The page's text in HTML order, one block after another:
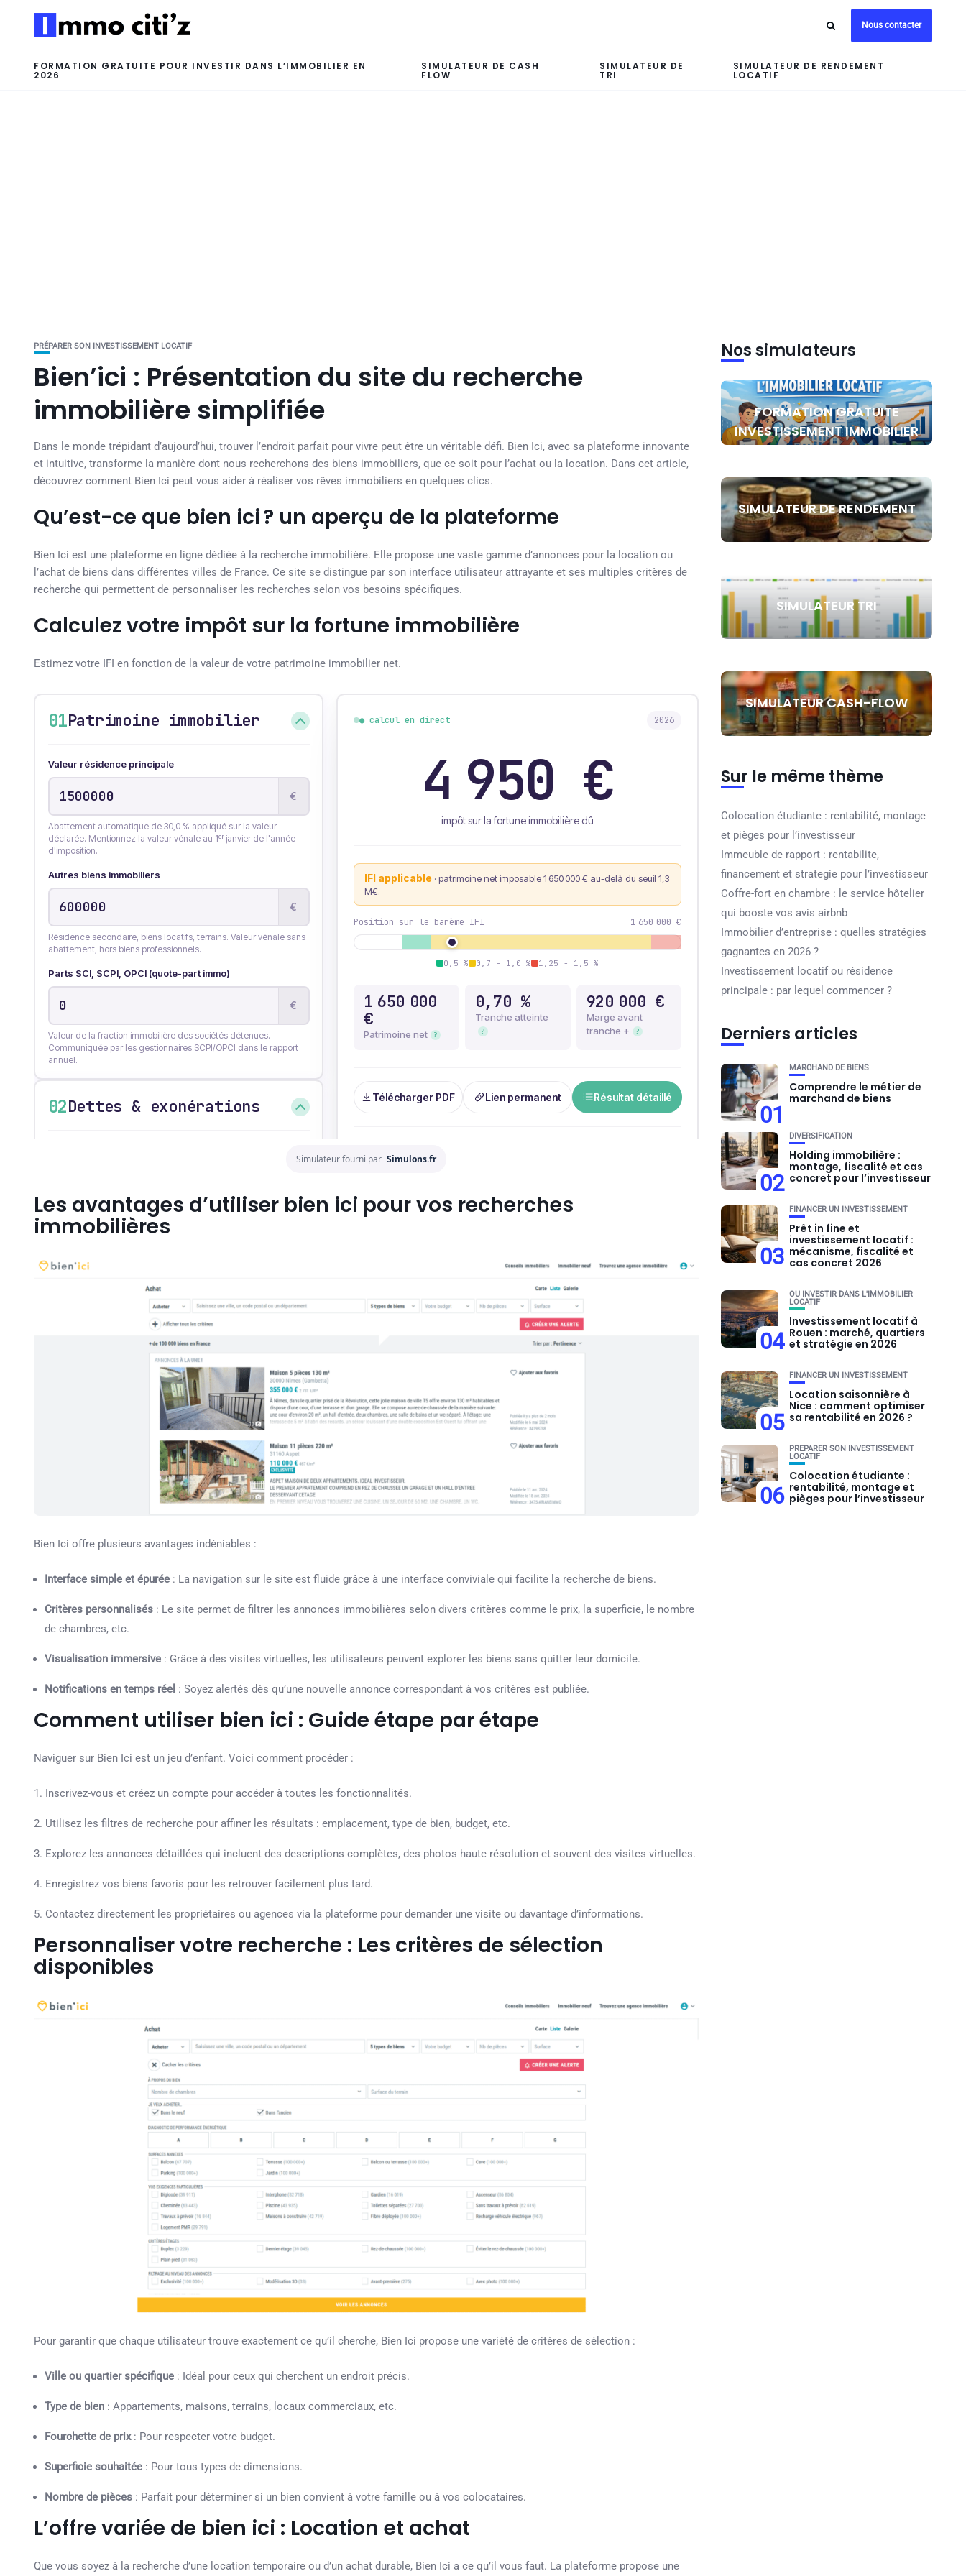
Nous contacter
FORMATION GRATUITE POUR INVESTIR DANS L’IMMOBILIER EN
2026
SIMULATEUR DE CASH
FLOW
SIMULATEUR DE
TRI
SIMULATEUR DE RENDEMENT
LOCATIF
PRÉPARER SON INVESTISSEMENT LOCATIF
Bien’ici : Présentation du site du recherche
immobilière simplifiée
Dans le monde trépidant d’aujourd’hui, trouver l’endroit parfait pour vivre peut être un véritable défi. Bien Ici, avec sa plateforme innovante
et intuitive, transforme la manière dont nous recherchons des biens immobiliers, que ce soit pour l’achat ou la location. Dans cet article,
découvrez comment Bien Ici peut vous aider à réaliser vos rêves immobiliers en quelques clics.
Qu’est-ce que bien ici ? un aperçu de la plateforme
Bien Ici est une plateforme en ligne dédiée à la recherche immobilière. Elle propose une vaste gamme d’annonces pour la location ou
l’achat de biens dans différentes villes de France. Ce site se distingue par son interface utilisateur attrayante et ses multiples critères de
recherche qui permettent de personnaliser les recherches selon vos besoins spécifiques.
Calculez votre impôt sur la fortune immobilière
Estimez votre IFI en fonction de la valeur de votre patrimoine immobilier net.
Simulateur fourni par Simulons.fr
Les avantages d’utiliser bien ici pour vos recherches
immobilières
Bien Ici offre plusieurs avantages indéniables :
Interface simple et épurée : La navigation sur le site est fluide grâce à une interface conviviale qui facilite la recherche de biens.
Critères personnalisés : Le site permet de filtrer les annonces immobilières selon divers critères comme le prix, la superficie, le nombre
de chambres, etc.
Visualisation immersive : Grâce à des visites virtuelles, les utilisateurs peuvent explorer les biens sans quitter leur domicile.
Notifications en temps réel : Soyez alertés dès qu’une nouvelle annonce correspondant à vos critères est publiée.
Comment utiliser bien ici : Guide étape par étape
Naviguer sur Bien Ici est un jeu d’enfant. Voici comment procéder :
Inscrivez-vous et créez un compte pour accéder à toutes les fonctionnalités.
Utilisez les filtres de recherche pour affiner les résultats : emplacement, type de bien, budget, etc.
Explorez les annonces détaillées qui incluent des descriptions complètes, des photos haute résolution et souvent des visites virtuelles.
Enregistrez vos biens favoris pour les retrouver facilement plus tard.
Contactez directement les propriétaires ou agences via la plateforme pour demander une visite ou davantage d’informations.
Personnaliser votre recherche : Les critères de sélection
disponibles
Pour garantir que chaque utilisateur trouve exactement ce qu’il cherche, Bien Ici propose une variété de critères de sélection :
Ville ou quartier spécifique : Idéal pour ceux qui cherchent un endroit précis.
Type de bien : Appartements, maisons, terrains, locaux commerciaux, etc.
Fourchette de prix: Pour respecter votre budget.
Superficie souhaitée : Pour tous types de dimensions.
Nombre de pièces : Parfait pour déterminer si un bien convient à votre famille ou à vos colocataires.
L’offre variée de bien ici : Location et achat
Que vous soyez à la recherche d’une location temporaire ou d’un achat durable, Bien Ici a ce qu’il vous faut. La plateforme propose une
Nos simulateurs
FORMATION GRATUITE
INVESTISSEMENT IMMOBILIER
SIMULATEUR DE RENDEMENT
SIMULATEUR TRI
SIMULATEUR CASH-FLOW
Sur le même thème
Colocation étudiante : rentabilité, montage
et pièges pour l’investisseur
Immeuble de rapport : rentabilite,
financement et strategie pour l’investisseur
Coffre-fort en chambre : le service hôtelier
qui booste vos avis airbnb
Immobilier d’entreprise : quelles stratégies
gagnantes en 2026 ?
Investissement locatif ou résidence
principale : par lequel commencer ?
Derniers articles
01
MARCHAND DE BIENS
Comprendre le métier de
marchand de biens
02
DIVERSIFICATION
Holding immobilière :
montage, fiscalité et cas
concret pour l’investisseur
03
FINANCER UN INVESTISSEMENT
Prêt in fine et
investissement locatif :
mécanisme, fiscalité et
cas concret 2026
04
OU INVESTIR DANS L'IMMOBILIER
LOCATIF
Investissement locatif à
Rouen : marché, quartiers
et stratégie en 2026
05
FINANCER UN INVESTISSEMENT
Location saisonnière à
Nice : comment optimiser
sa rentabilité en 2026 ?
06
PRÉPARER SON INVESTISSEMENT
LOCATIF
Colocation étudiante :
rentabilité, montage et
pièges pour l’investisseur